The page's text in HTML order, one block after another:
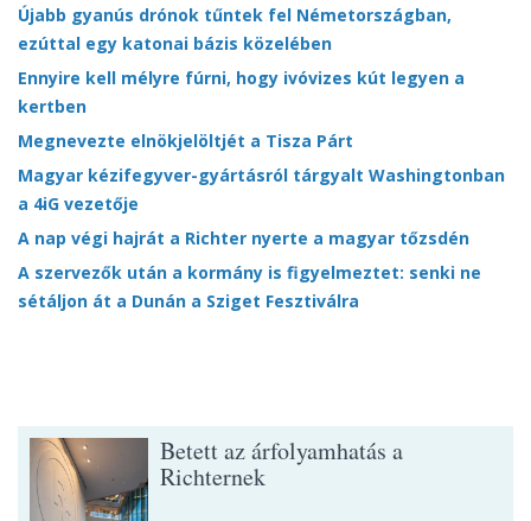
Újabb gyanús drónok tűntek fel Németországban,
ezúttal egy katonai bázis közelében
Ennyire kell mélyre fúrni, hogy ivóvizes kút legyen a
kertben
Megnevezte elnökjelöltjét a Tisza Párt
Magyar kézifegyver-gyártásról tárgyalt Washingtonban
a 4iG vezetője
A nap végi hajrát a Richter nyerte a magyar tőzsdén
A szervezők után a kormány is figyelmeztet: senki ne
sétáljon át a Dunán a Sziget Fesztiválra
Betett az árfolyamhatás a
Richternek